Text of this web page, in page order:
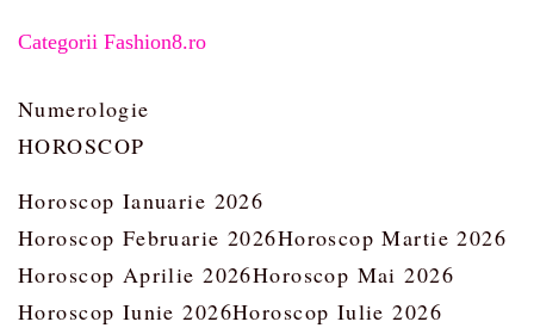
Categorii Fashion8.ro
Numerologie
HOROSCOP
Horoscop Ianuarie 2026
Horoscop Februarie 2026Horoscop Martie 2026
Horoscop Aprilie 2026Horoscop Mai 2026
Horoscop Iunie 2026Horoscop Iulie 2026